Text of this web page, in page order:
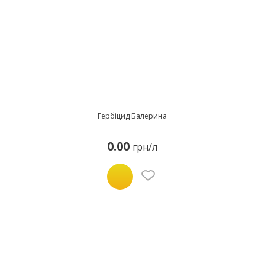
Гербіцид Балерина
0.00 грн/л